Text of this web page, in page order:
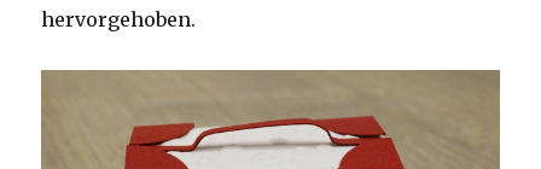
hervorgehoben.